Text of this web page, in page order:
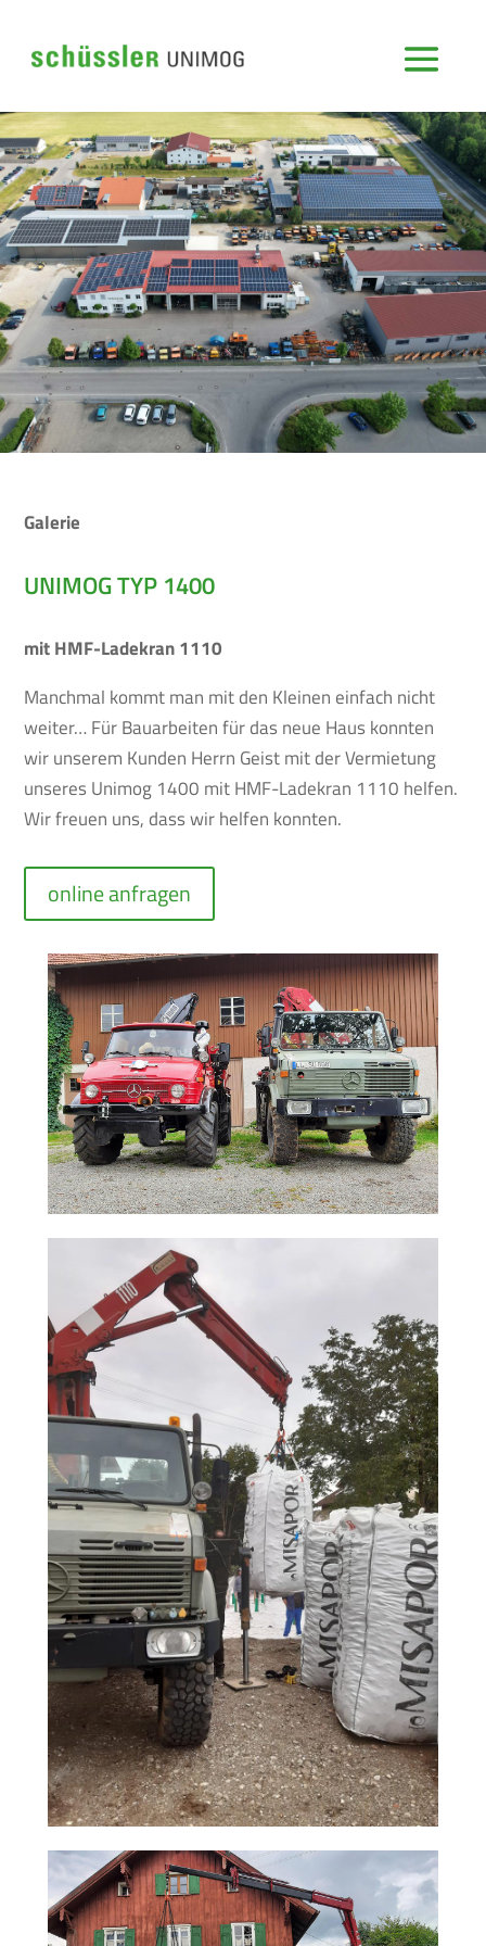
Galerie
UNIMOG TYP 1400
mit HMF-Ladekran 1110
Manchmal kommt man mit den Kleinen einfach nicht
weiter… Für Bauarbeiten für das neue Haus konnten
wir unserem Kunden Herrn Geist mit der Vermietung
unseres Unimog 1400 mit HMF-Ladekran 1110 helfen.
Wir freuen uns, dass wir helfen konnten.
online anfragen